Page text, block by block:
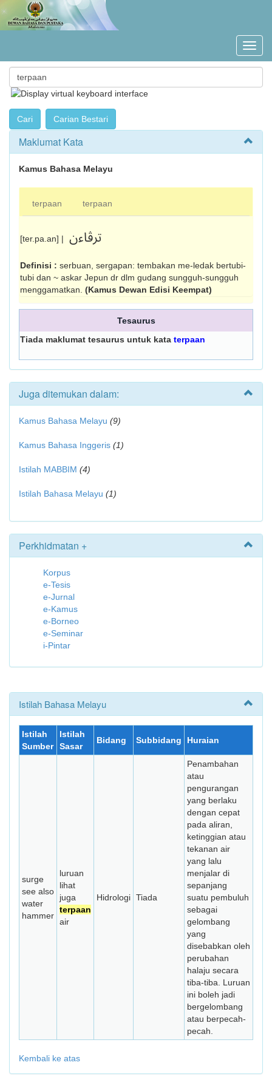
Maklumat Kata
Kamus Bahasa Melayu
terpaan terpaan
[ter.pa.an] | ترڤاءن
Definisi : serbuan, sergapan: tembakan me-ledak bertubi-
tubi dan ~ askar Jepun dr dlm gudang sungguh-sungguh
menggamat­kan. (Kamus Dewan Edisi Keempat)
Tesaurus
Tiada maklumat tesaurus untuk kata terpaan
Juga ditemukan dalam:
Kamus Bahasa Melayu (9)
Kamus Bahasa Inggeris (1)
Istilah MABBIM (4)
Istilah Bahasa Melayu (1)
Perkhidmatan +
Korpus
e-Tesis
e-Jurnal
e-Kamus
e-Borneo
e-Seminar
i-Pintar
Istilah Bahasa Melayu
Istilah
Sumber
Istilah
Sasar
Bidang Subbidang Huraian
surge
see also
water
hammer
luruan
lihat
juga
terpaan
air
Hidrologi Tiada
Penambahan
atau
pengurangan
yang berlaku
dengan cepat
pada aliran,
ketinggian atau
tekanan air
yang lalu
menjalar di
sepanjang
suatu pembuluh
sebagai
gelombang
yang
disebabkan oleh
perubahan
halaju secara
tiba-tiba. Luruan
ini boleh jadi
bergelombang
atau berpecah-
pecah.
Kembali ke atas